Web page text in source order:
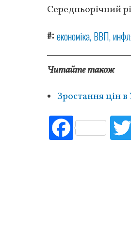
Середньорічний
# економіка ВВП
Читайте також
Зростання цін
Fac
ebo